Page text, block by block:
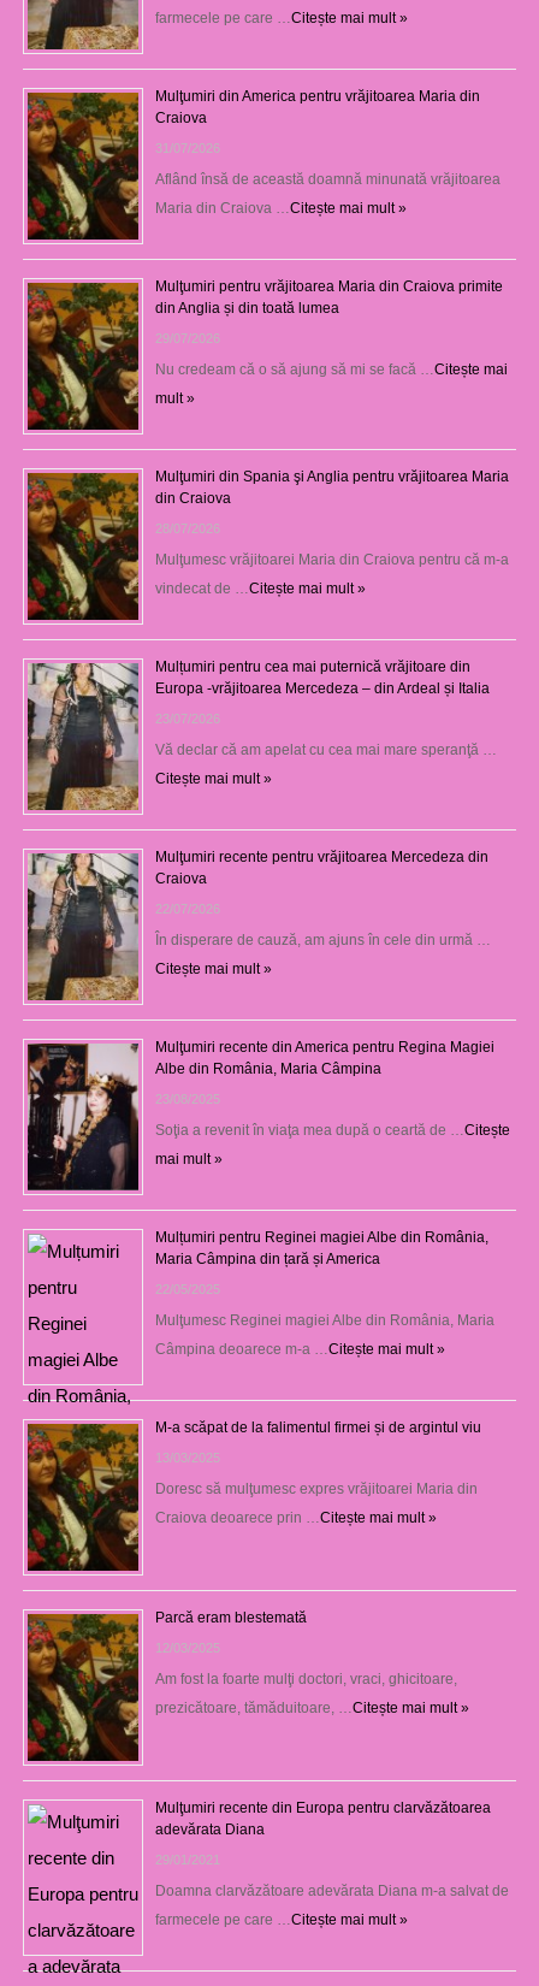
farmecele pe care …Citește mai mult »
Mulţumiri din America pentru vrăjitoarea Maria din
Craiova
31/07/2026
Aflând însă de această doamnă minunată vrăjitoarea
Maria din Craiova …Citește mai mult »
Mulţumiri pentru vrăjitoarea Maria din Craiova primite
din Anglia și din toată lumea
29/07/2026
Nu credeam că o să ajung să mi se facă …Citește mai
mult »
Mulţumiri din Spania şi Anglia pentru vrăjitoarea Maria
din Craiova
28/07/2026
Mulţumesc vrăjitoarei Maria din Craiova pentru că m-a
vindecat de …Citește mai mult »
Mulțumiri pentru cea mai puternică vrăjitoare din
Europa -vrăjitoarea Mercedeza – din Ardeal și Italia
23/07/2026
Vă declar că am apelat cu cea mai mare speranţă …
Citește mai mult »
Mulţumiri recente pentru vrăjitoarea Mercedeza din
Craiova
22/07/2026
În disperare de cauză, am ajuns în cele din urmă …
Citește mai mult »
Mulţumiri recente din America pentru Regina Magiei
Albe din România, Maria Câmpina
23/08/2025
Soţia a revenit în viaţa mea după o ceartă de …Citește
mai mult »
Mulțumiri pentru Reginei magiei Albe din România,
Maria Câmpina din țară și America
22/05/2025
Mulţumesc Reginei magiei Albe din România, Maria
Câmpina deoarece m-a …Citește mai mult »
M-a scăpat de la falimentul firmei și de argintul viu
13/03/2025
Doresc să mulţumesc expres vrăjitoarei Maria din
Craiova deoarece prin …Citește mai mult »
Parcă eram blestemată
12/03/2025
Am fost la foarte mulţi doctori, vraci, ghicitoare,
prezicătoare, tămăduitoare, …Citește mai mult »
Mulţumiri recente din Europa pentru clarvăzătoarea
adevărata Diana
29/01/2021
Doamna clarvăzătoare adevărata Diana m-a salvat de
farmecele pe care …Citește mai mult »